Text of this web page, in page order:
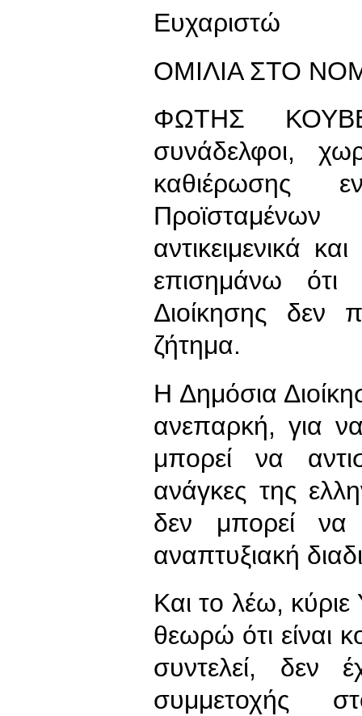
Ευχαριστώ
ΟΜΙΛΙΑ ΣΤΟ
ΦΩΤΗΣ
συνάδελφοι,
καθιέρωσης
αντικειμενικά
επισημάνω
Διοίκησης δεν
ζήτημα.
Η Δημόσια
ανεπαρκή, για
μπορεί να
ανάγκες της
δεν μπορεί να
αναπτυξιακή
Και το λέω,
θεωρώ ότι είναι
συντελεί, δεν
συμμετοχής